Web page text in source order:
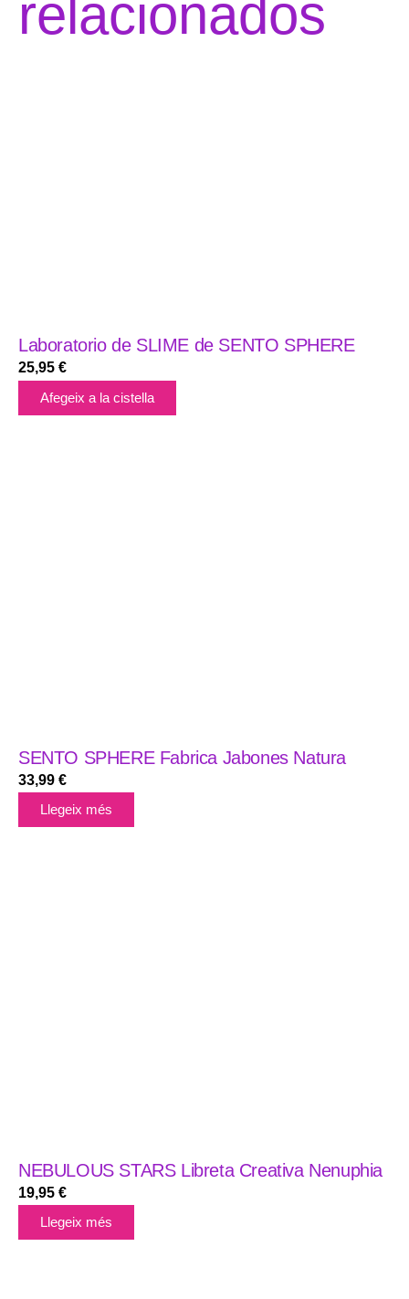
relacionados
Laboratorio de SLIME de SENTO SPHERE
25,95 €
Afegeix a la cistella
SENTO SPHERE Fabrica Jabones Natura
33,99 €
Llegeix més
NEBULOUS STARS Libreta Creativa Nenuphia
19,95 €
Llegeix més